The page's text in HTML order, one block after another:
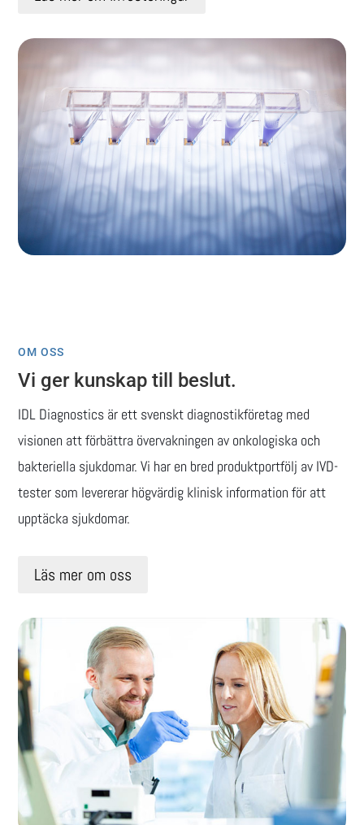
OM OSS
Vi ger kunskap till beslut.
IDL Diagnostics är ett svenskt diagnostikföretag med
visionen att förbättra övervakningen av onkologiska och
bakteriella sjukdomar. Vi har en bred produktportfölj av IVD-
tester som levererar högvärdig klinisk information för att
upptäcka sjukdomar.
Läs mer om oss